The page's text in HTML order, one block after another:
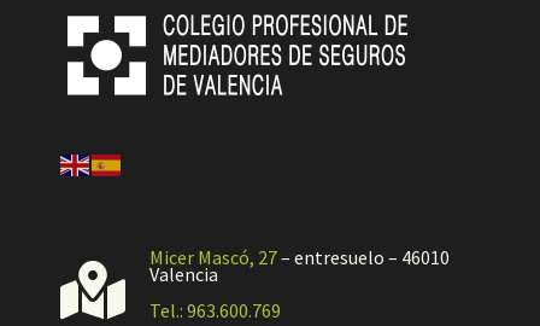

Micer Mascó, 27– entresuelo – 46010
Valencia
Tel.: 963.600.769